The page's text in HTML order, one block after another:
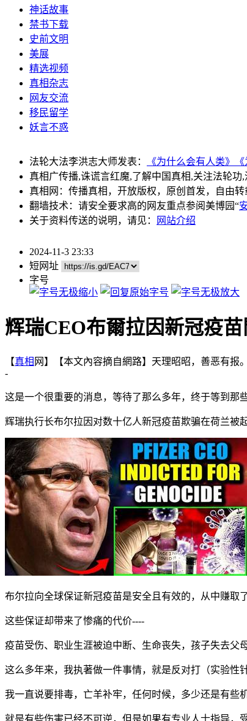
神话故事
禁书下载
史前文明
美展
精选视频
真相杂志
网友交流
移民留学
妖言不惑
法轮大法李洪志大师发表： 《为什么会有人类》
真相广传播,诛谎言红魔,了解中国真相,关注法轮
真相网：传播真相，开放版权，原创首发，自由转
翻墙技术：请安全要求高的网友重点参阅美博园“
关于资料传送的说明，请见：
网站介绍
2024-11-3 23:33
短网址
字号
辉瑞CEO布爾拉因新冠疫
【真相 网】【本文內容摘自網路】天理昭昭，善恶有
-
这是一个很重要的消息，等待了那么多年，终于等到那
辉瑞执行长布尔拉因对数十亿人新冠疫苗欺骗在荷兰被
布尔拉向全球保证新冠疫苗是安全且有效的，从中赚取
这些保证却带来了惨痛的代价----
疫苗受伤、职业生涯被迫中断、生命丧失，孩子失去父
这么多年来，我执著做一件事情，就是反对打（实验性
我一直说要排毒，亡羊补牢，任何时候，多少还是有些
就是有些伤害已经不可逆，但是如果有专业人士指导，